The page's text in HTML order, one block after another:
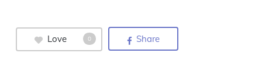
Love 0 Share